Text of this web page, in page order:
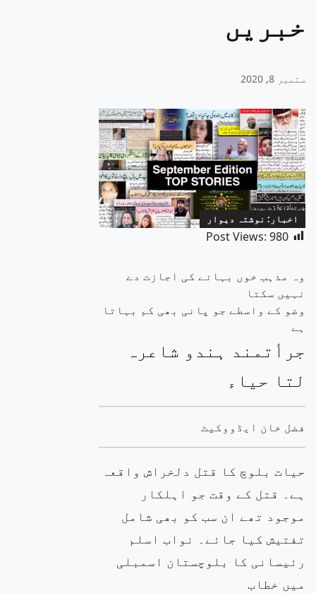
خبریں
ستمبر 8, 2020
اخبار: نوشتہ دیوار
Post Views: 980
وہ مذہب خوں بہانے کی اجازت دے
نہیں سکتا
وضو کے واسطے جو پانی بھی کم بہاتا
ہے
جرأتمند ہندو شاعرہ
لتا حیاء
فضل خان ایڈووکیٹ
حیات بلوچ کا قتل دلخراش واقعہ
ہے۔ قتل کے وقت جو اہلکار
موجود تھے ان سب کو بھی شامل
تفتیش کیا جائے۔ نواب اسلم
رئیسانی کا بلوچستان اسمبلی
میں خطاب